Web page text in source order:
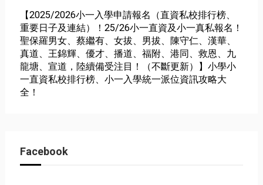
【2025/2026小一入學申請報名（直資私校排行榜、
重要日子及連結）！25/26小一直資及小一真私報名！
聖保羅男女、蔡繼有、女拔、男拔、陳守仁、漢華、
真道、王錦輝、優才、播道、福附、港同、救恩、九
龍塘、宣道，陸續備受注目！（不斷更新）】小學小
一直資私校排行榜、小一入學統一派位資訊攻略大
全！
Facebook